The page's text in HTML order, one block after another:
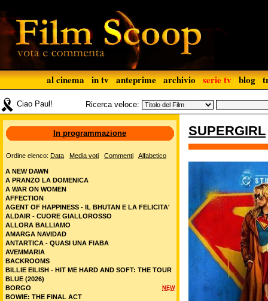
al cinema in tv anteprime archivio serie tv blog
Ciao Paul! Ricerca veloce:
SUPERGIRL
In programmazione
Ordine elenco: Data Media voti Commenti Alfabetico
A NEW DAWN
A PRANZO LA DOMENICA
A WAR ON WOMEN
AFFECTION
AGENT OF HAPPINESS - IL BHUTAN E LA FELICITA'
ALDAIR - CUORE GIALLOROSSO
ALLORA BALLIAMO
AMARGA NAVIDAD
ANTARTICA - QUASI UNA FIABA
AVEMMARIA
BACKROOMS
BILLIE EILISH - HIT ME HARD AND SOFT: THE TOUR
BLUE (2026)
NEW
BORGO
BOWIE: THE FINAL ACT